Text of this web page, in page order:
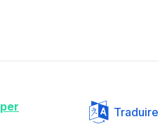
Traduire